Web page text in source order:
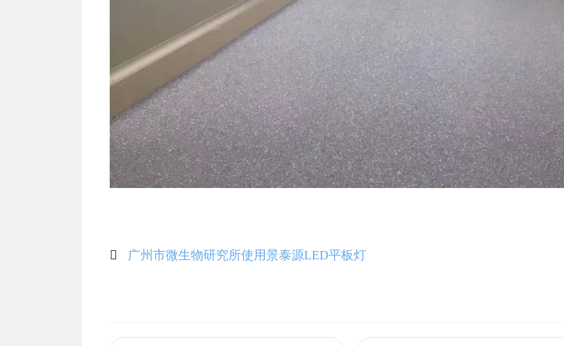
广州市微生物研究所使用景泰源LED平板灯